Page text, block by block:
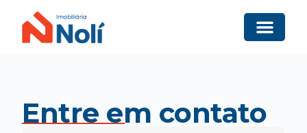
Entre em contato